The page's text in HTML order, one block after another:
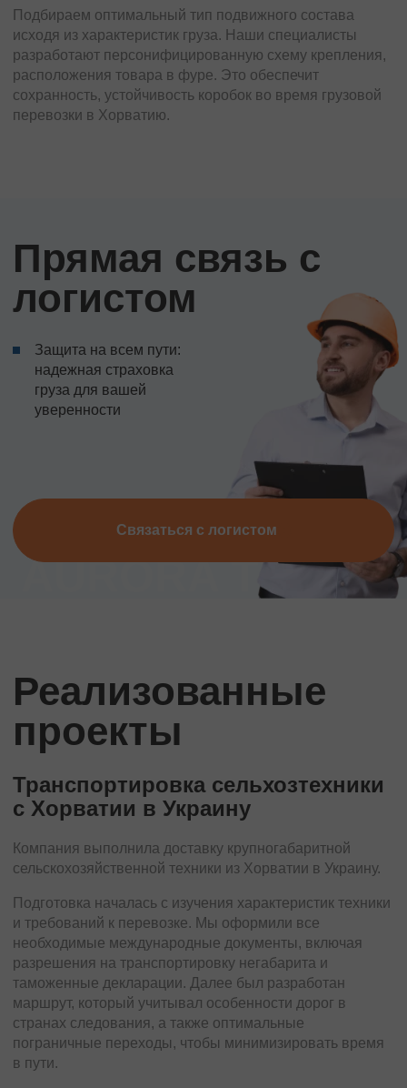
Подбираем оптимальный тип подвижного состава
исходя из характеристик груза. Наши специалисты
разработают персонифицированную схему крепления,
расположения товара в фуре. Это обеспечит
сохранность, устойчивость коробок во время грузовой
перевозки в Хорватию.
Прямая связь с
логистом
Защита на всем пути:
надежная страховка
груза для вашей
уверенности
Связаться с логистом
Реализованные
проекты
Транспортировка сельхозтехники
с Хорватии в Украину
Компания выполнила доставку крупногабаритной
сельскохозяйственной техники из Хорватии в Украину.
Подготовка началась с изучения характеристик техники
и требований к перевозке. Мы оформили все
необходимые международные документы, включая
разрешения на транспортировку негабарита и
таможенные декларации. Далее был разработан
маршрут, который учитывал особенности дорог в
странах следования, а также оптимальные
пограничные переходы, чтобы минимизировать время
в пути.
Компания Avrora Trans успешно организовала доставку
Для этой задачи был выбран специализированный
транспорт.
Этап подготовки включал анализ характеристик
оборудования, чтобы обеспечить его сохранность во
время транспортировки. Мы оформили все
необходимые международные документы, включая
разрешения на экспорт и таможенные декларации.